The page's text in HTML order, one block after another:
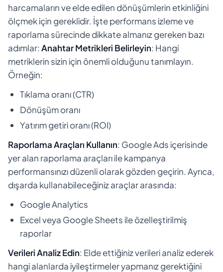
harcamaların ve elde edilen dönüşümlerin etkinliğini
ölçmek için gereklidir. İşte performans izleme ve
raporlama sürecinde dikkate almanız gereken bazı
adımlar: Anahtar Metrikleri Belirleyin: Hangi
metriklerin sizin için önemli olduğunu tanımlayın.
Örneğin:
Tıklama oranı (CTR)
Dönüşüm oranı
Yatırım getiri oranı (ROI)
Raporlama Araçları Kullanın: Google Ads içerisinde
yer alan raporlama araçları ile kampanya
performansınızı düzenli olarak gözden geçirin. Ayrıca,
dışarda kullanabileceğiniz araçlar arasında:
Google Analytics
Excel veya Google Sheets ile özelleştirilmiş
raporlar
Verileri Analiz Edin: Elde ettiğiniz verileri analiz ederek
hangi alanlarda iyileştirmeler yapmanız gerektiğini